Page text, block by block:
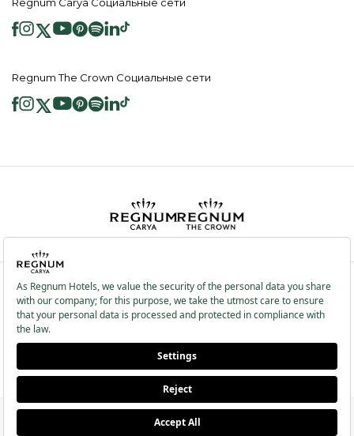
Regnum Carya Социальные сети
Regnum The Crown Социальные сети
2026 ® Regnum Hotels. Все права защищены.
Политика в отношении
Главная
Информационные